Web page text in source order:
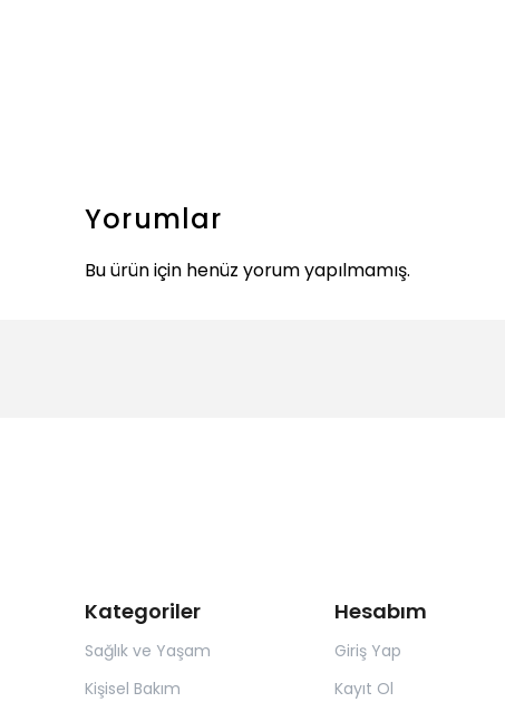
Yorumlar
Bu ürün için henüz yorum yapılmamış.
Kategoriler
Sağlık ve Yaşam
Kişisel Bakım
Hesabım
Giriş Yap
Kayıt Ol